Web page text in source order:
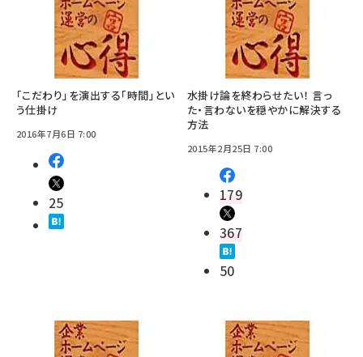
「こだわり」を演出する「時間」とい
う仕掛け
2016年7月6日 7:00
25
水掛け論を終わらせたい！ 言っ
た・言わないを穏やかに解決する
方法
2015年2月25日 7:00
179
367
50